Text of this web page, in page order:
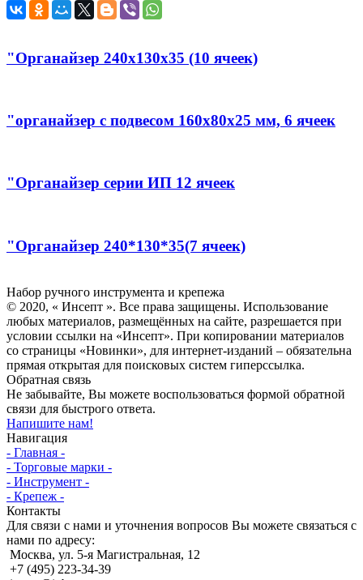
"Органайзер 240х130х35 (10 ячеек)
"органайзер с подвесом 160х80х25 мм, 6 ячеек
"Органайзер серии ИП 12 ячеек
"Органайзер 240*130*35(7 ячеек)
Набор ручного инструмента и крепежа
© 2020, « Инсепт ». Все права защищены. Использование
любых материалов, размещённых на сайте, разрешается при
условии ссылки на «Инсепт». При копировании материалов
со страницы «Новинки», для интернет-изданий – обязательна
прямая открытая для поисковых систем гиперссылка.
Обратная связь
Не забывайте, Вы можете воспользоваться формой обратной
связи для быстрого ответа.
Напишите нам!
Навигация
- Главная -
- Торговые марки -
- Инструмент -
- Крепеж -
Контакты
Для связи с нами и уточнения вопросов Вы можете связаться с
нами по адресу:
Москва, ул. 5-я Магистральная, 12
+7 (495) 223-34-39